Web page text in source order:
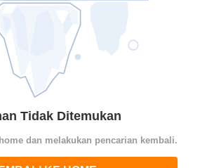
Tidak Ditemukan
dan melakukan pencarian kembali.